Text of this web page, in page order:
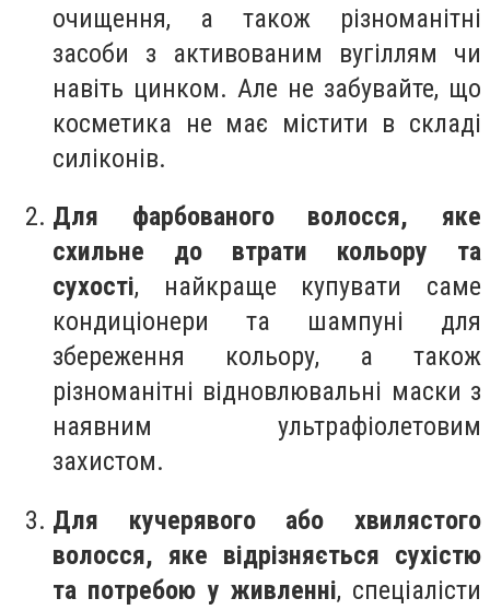
очищення, а також різноманітні
засоби з активованим вугіллям чи
навіть цинком. Але не забувайте, що
косметика не має містити в складі
силіконів.
Для фарбованого волосся, яке
схильне до втрати кольору та
сухості, найкраще купувати саме
кондиціонери та шампуні для
збереження кольору, а також
різноманітні відновлювальні маски з
наявним ультрафіолетовим
захистом.
Для кучерявого або хвилястого
волосся, яке відрізняється сухістю
та потребою у живленні, спеціалісти